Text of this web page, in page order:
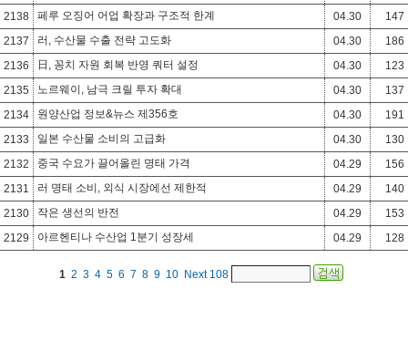
2138
페루 오징어 어업 확장과 구조적 한계 04.30
147
2137
러, 수산물 수출 전략 고도화 04.30
186
2136
日, 꽁치 자원 회복 반영 쿼터 설정 04.30
123
2135
노르웨이, 남극 크릴 투자 확대 04.30
137
2134
원양산업 정보&뉴스 제356호 04.30
191
2133
일본 수산물 소비의 고급화 04.30
130
2132
중국 수요가 끌어올린 명태 가격 04.29
156
2131
러 명태 소비, 외식 시장에선 제한적 04.29
140
2130
작은 생선의 반전 04.29
153
2129
아르헨티나 수산업 1분기 성장세 04.29 128
1 2 3 4 5 6 7 8 9 10 Next 108